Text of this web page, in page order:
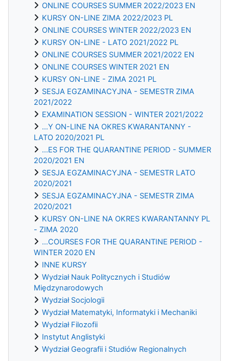
ONLINE COURSES SUMMER 2022/2023 EN
KURSY ON-LINE ZIMA 2022/2023 PL
ONLINE COURSES WINTER 2022/2023 EN
KURSY ON-LINE - LATO 2021/2022 PL
ONLINE COURSES SUMMER 2021/2022 EN
ONLINE COURSES WINTER 2021 EN
KURSY ON-LINE - ZIMA 2021 PL
SESJA EGZAMINACYJNA - SEMESTR ZIMA
2021/2022
EXAMINATION SESSION - WINTER 2021/2022
...Y ON-LINE NA OKRES KWARANTANNY -
LATO 2020/2021 PL
...ES FOR THE QUARANTINE PERIOD - SUMMER
2020/2021 EN
SESJA EGZAMINACYJNA - SEMESTR LATO
2020/2021
SESJA EGZAMINACYJNA - SEMESTR ZIMA
2020/2021
KURSY ON-LINE NA OKRES KWARANTANNY PL
- ZIMA 2020
...COURSES FOR THE QUARANTINE PERIOD -
WINTER 2020 EN
INNE KURSY
Wydział Nauk Politycznych i Studiów
Międzynarodowych
Wydział Socjologii
Wydział Matematyki, Informatyki i Mechaniki
Wydział Filozofii
Instytut Anglistyki
Wydział Geografii i Studiów Regionalnych